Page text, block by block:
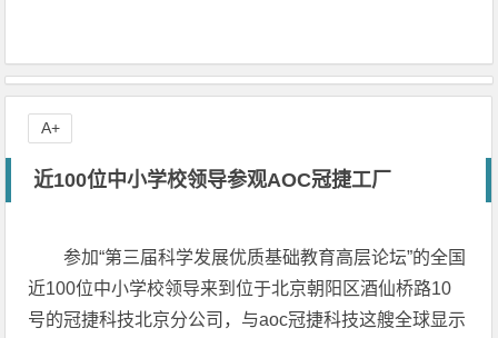
近100位中小学校领导参观AOC冠捷工厂
参加“第三届科学发展优质基础教育高层论坛”的全国
近100位中小学校领导来到位于北京朝阳区酒仙桥路10
号的冠捷科技北京分公司，与aoc冠捷科技这艘全球显示
A+